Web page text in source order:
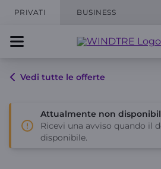
PRIVATI BUSINESS
Vedi tutte le offerte
Attualmente non
Ricevi una avviso quando il
disponibile.